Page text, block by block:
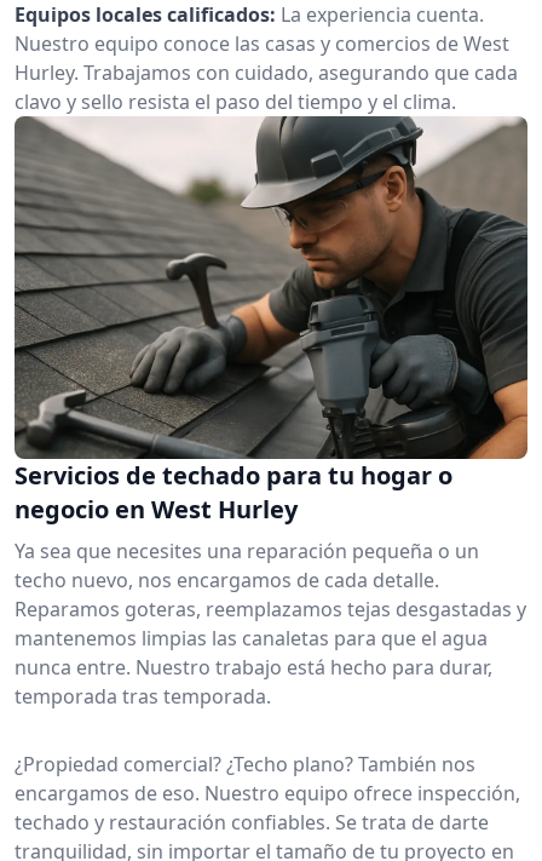
Equipos locales calificados: La experiencia cuenta.
Nuestro equipo conoce las casas y comercios de West
Hurley. Trabajamos con cuidado, asegurando que cada
clavo y sello resista el paso del tiempo y el clima.
Servicios de techado para tu hogar o
negocio en West Hurley
Ya sea que necesites una reparación pequeña o un
techo nuevo, nos encargamos de cada detalle.
Reparamos goteras, reemplazamos tejas desgastadas y
mantenemos limpias las canaletas para que el agua
nunca entre. Nuestro trabajo está hecho para durar,
temporada tras temporada.
¿Propiedad comercial? ¿Techo plano? También nos
encargamos de eso. Nuestro equipo ofrece inspección,
techado y restauración confiables. Se trata de darte
tranquilidad, sin importar el tamaño de tu proyecto en